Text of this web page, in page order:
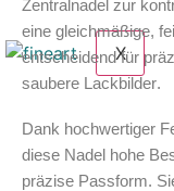
X
Zentralnadelzur
eine gleichmäßige,
entscheidend für
saubere Lackbilder.
Dank hochwertiger
diese Nadel hohe
präzise Passform.